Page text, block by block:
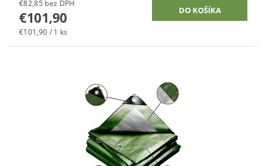
€82,85 bez DPH
€101,90
€101,90 / 1 ks